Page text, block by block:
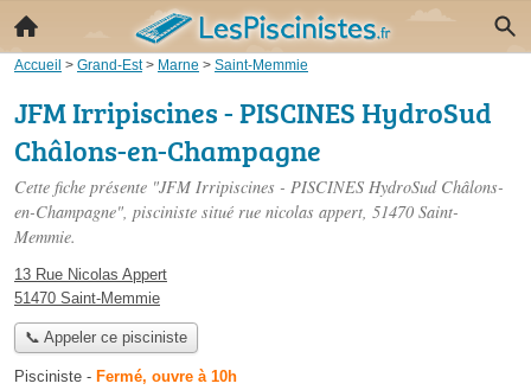
Accueil > Grand-Est> Marne > Saint-Memmie
JFM Irripiscines - PISCINES HydroSud
Châlons-en-Champagne
Cette fiche présente "JFM Irripiscines - PISCINES HydroSud Châlons-
en-Champagne", pisciniste situé rue nicolas appert, 51470 Saint-
Memmie.
13 Rue Nicolas Appert
51470 Saint-Memmie
📞 Appeler ce pisciniste
Pisciniste - Fermé, ouvre à 10h